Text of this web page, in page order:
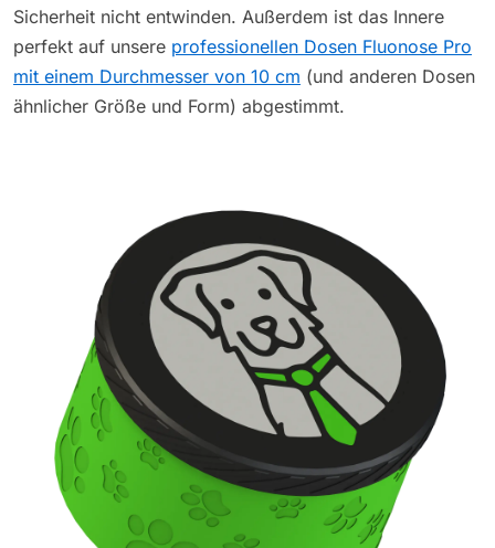
Sicherheit nicht entwinden. Außerdem ist das Innere
perfekt auf unsere professionellen Dosen Fluonose Pro
mit einem Durchmesser von 10 cm (und anderen Dosen
ähnlicher Größe und Form) abgestimmt.